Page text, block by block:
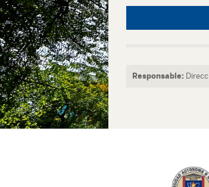
Responsable: